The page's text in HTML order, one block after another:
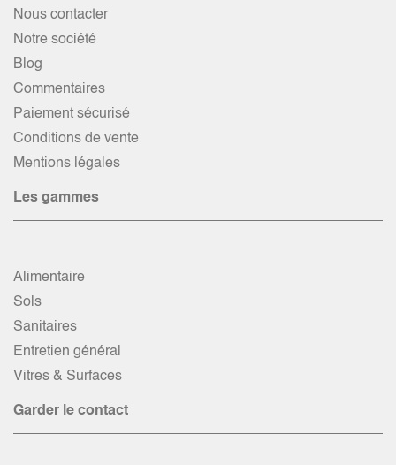
Nous contacter
Notre société
Blog
Commentaires
Paiement sécurisé
Conditions de vente
Mentions légales
Les gammes
Alimentaire
Sols
Sanitaires
Entretien général
Vitres & Surfaces
Garder le contact